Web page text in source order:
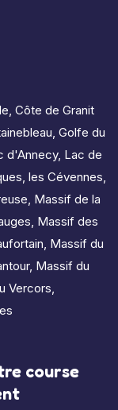
, Côte de Granit
, Golfe du
d'Annecy, Lac de
, les Cévennes,
, Massif de la
, Massif des
, Massif du
, Massif du
Vercors,
course